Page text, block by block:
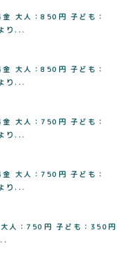
大人：850円 子ども：
り...
大人：850円 子ども：
り...
大人：750円 子ども：
り...
大人：750円 子ども：
り...
人：750円 子ども：350円